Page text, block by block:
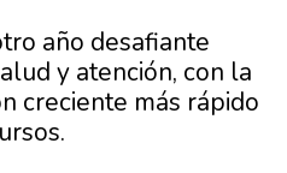
año desafiante
y atención, con la
creciente más rápido